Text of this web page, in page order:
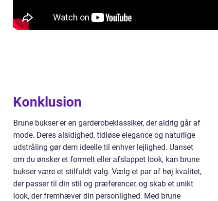
Konklusion
Brune bukser er en garderobeklassiker, der aldrig går af
mode. Deres alsidighed, tidløse elegance og naturlige
udstråling gør dem ideelle til enhver lejlighed. Uanset
om du ønsker et formelt eller afslappet look, kan brune
bukser være et stilfuldt valg. Vælg et par af høj kvalitet,
der passer til din stil og præferencer, og skab et unikt
look, der fremhæver din personlighed. Med brune